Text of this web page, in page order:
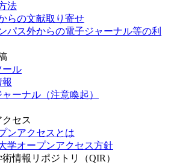
法
らの文献取り寄せ
パス外からの電子ジャーナル等の利
ール
ーナル（注意喚起）
セス
ンアクセスとは
学オープンアクセス方針
情報リポジトリ（QIR）